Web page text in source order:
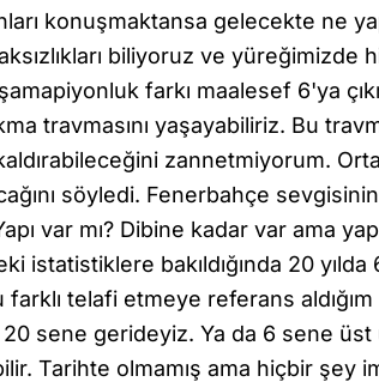
konuşmaktansa gelecekte ne
biliyoruz ve yüreğimizde
farkı maalesef 6'ya
travmasını yaşayabiliriz. Bu
zannetmiyorum.
söyledi. Fenerbahçe
var mı? Dibine kadar var ama
istatistiklere bakıldığında 20
farklı telafi etmeye referans
sene gerideyiz. Ya da 6 sene
Tarihte olmamış ama hiçbir şey